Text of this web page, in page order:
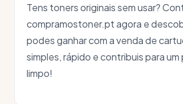
Tens toners originais sem usar?
compramostoner.pt agora e
podes ganhar com a venda de
simples, rápido e contribuis para um
limpo!